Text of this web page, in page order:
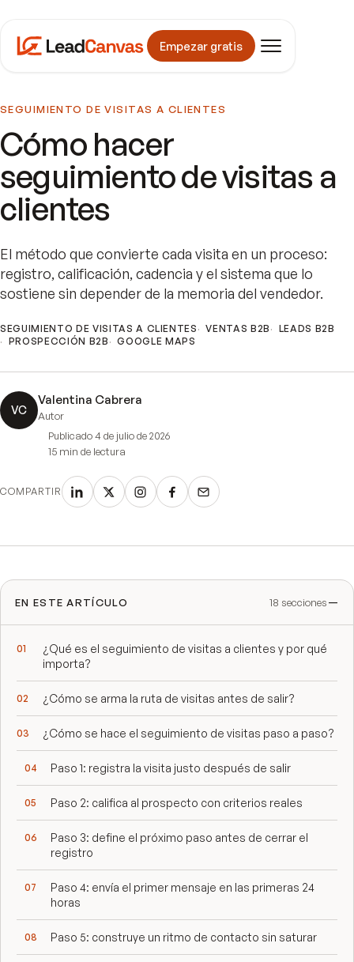
Empezar gratis
SEGUIMIENTO DE VISITAS A CLIENTES
Cómo hacer
seguimiento de visitas a
clientes
El método que convierte cada visita en un proceso:
registro, calificación, cadencia y el sistema que lo
sostiene sin depender de la memoria del vendedor.
SEGUIMIENTO DE VISITAS A CLIENTES VENTAS B2B
LEADS B2B
PROSPECCIÓN B2B
GOOGLE MAPS
VC
Valentina Cabrera
Autor
Publicado4 de julio de 2026
15 min de lectura
COMPARTIR
EN ESTE ARTÍCULO 18 secciones
¿Qué es el seguimiento de visitas a clientes y por qué
importa?
¿Cómo se arma la ruta de visitas antes de salir?
¿Cómo se hace el seguimiento de visitas paso a paso?
Paso 1: registra la visita justo después de salir
Paso 2: califica al prospecto con criterios reales
Paso 3: define el próximo paso antes de cerrar el
registro
Paso 4: envía el primer mensaje en las primeras 24
horas
Paso 5: construye un ritmo de contacto sin saturar